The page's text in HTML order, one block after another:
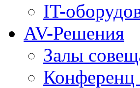
IT-
AV-Решения
Залы
Конференц